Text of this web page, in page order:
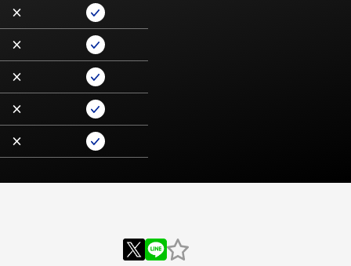
×
×
×
×
×